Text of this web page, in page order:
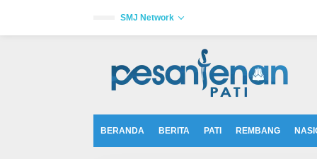
a
SMJ Network
BERANDA BERITA PATI REMBANG